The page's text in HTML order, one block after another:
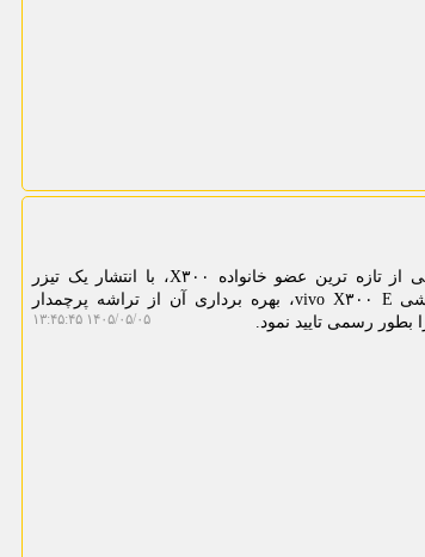
مینی کامپیوتر: شرکت ویوو در آستانه رونمایی رسمی از تازه ترین عضو خانواده X۳۰۰، با انتشار یک تیزر
ویدیویی علاوه بر نمایش زوایای مختلف طراحی گوشی vivo X۳۰۰ E، بهره برداری آن از تراشه پرچمدار
۱۴۰۵/۰۵/۰۵ ۱۳:۴۵:۴۵